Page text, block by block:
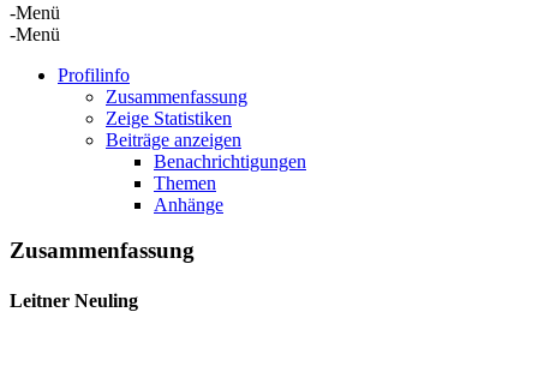
-Menü
-Menü
Profilinfo
Zusammenfassung
Zeige Statistiken
Beiträge anzeigen
Benachrichtigungen
Themen
Anhänge
Zusammenfassung
Leitner Neuling